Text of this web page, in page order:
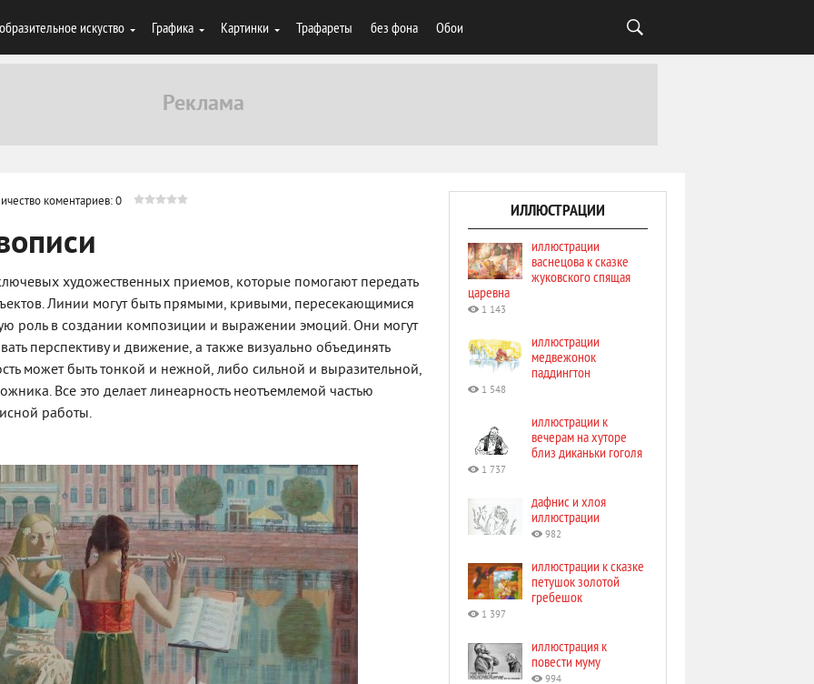
искуство Графика Картинки Трафареты без фона Обои
коментариев: 0
художественных приемов, которые помогают передать
Линии могут быть прямыми, кривыми, пересекающимися
роль в создании композиции и выражении эмоций. Они могут
перспективу и движение, а также визуально объединять
может быть тонкой и нежной, либо сильной и выразительной,
Все это делает линеарность неотъемлемой частью
работы.
ИЛЛЮСТРАЦИИ
иллюстрации
васнецова к сказке
жуковского спящая
царевна
1 143
иллюстрации
медвежонок
паддингтон
1 548
иллюстрации к
вечерам на хуторе
близ диканьки гоголя
1 737
дафнис и хлоя
иллюстрации
982
иллюстрации к сказке
петушок золотой
гребешок
1 397
иллюстрация к
повести муму
994